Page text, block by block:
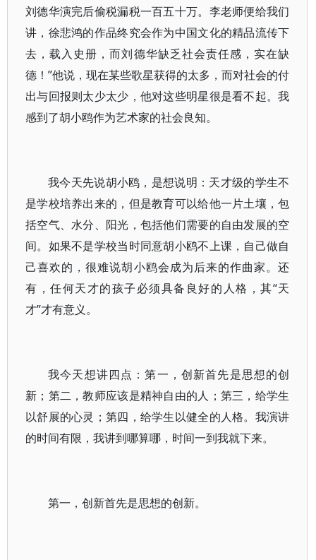
刘德华演完后偷税漏税一百五十万。李老师便给我们
讲，徐悲鸿的作品终究会作为中国文化的精品流传下
去，载入史册，而刘德华缺乏社会责任感，实在缺
德！”他说，现在某些歌星获得的太多，而对社会的付
出与回报则太少太少，他对这些明星很是看不起。我
感到了胡小鸥作为艺术家的社会良知。
我今天先说胡小鸥，是想说明：天才级的学生不
是学校培养出来的，但是教育可以给他一片土壤，包
括空气、水分、阳光，包括他们需要的自由发展的空
间。如果不是学校当时同意胡小鸥不上课，自己做自
己喜欢的，很难说胡小鸥会成为后来的作曲家。还
有，任何天才的孩子必须具备良好的人格，其“天
才”才有意义。
我今天想讲四点：第一，创新首先是思想的创
新；第二，教师应该是精神自由的人；第三，给学生
以舒展的心灵；第四，给学生以健全的人格。我演讲
的时间有限，我讲到哪算哪，时间一到我就下来。
第一，创新首先是思想的创新。